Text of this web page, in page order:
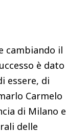
cambiando il
è dato
essere, di
Carmelo
di Milano e
delle